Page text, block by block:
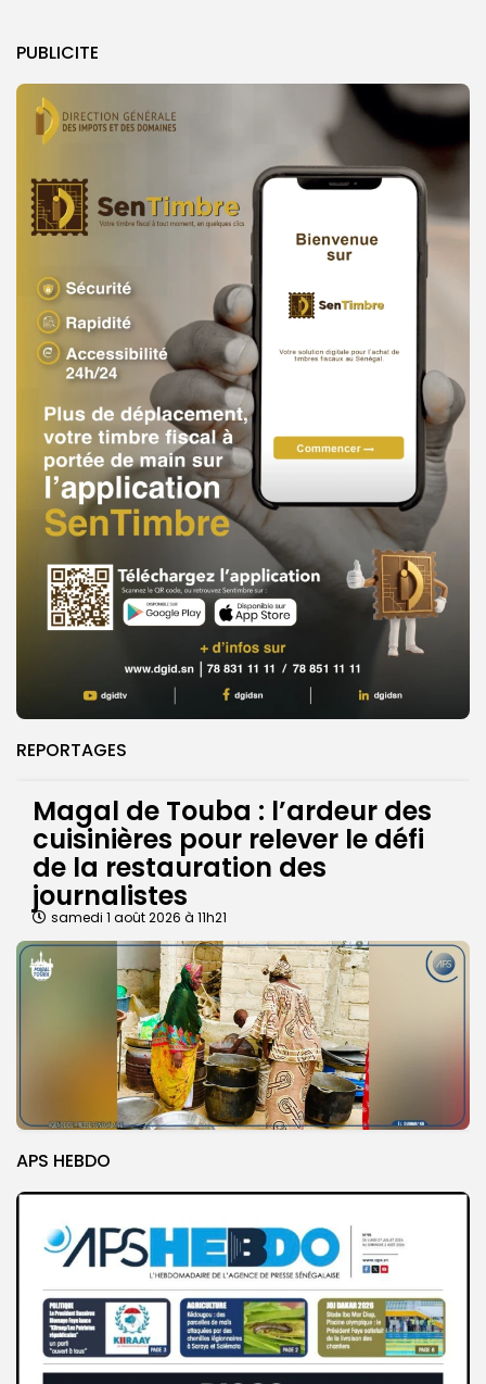
PUBLICITE
REPORTAGES
Magal de Touba : l’ardeur des
cuisinières pour relever le défi
de la restauration des
journalistes
samedi 1 août 2026 à 11h21
APS HEBDO